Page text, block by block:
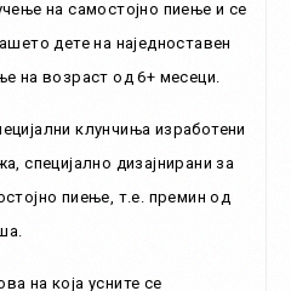
на самостојно пиење и се
дете на наједноставен
на возраст од 6+ месеци.
клунчиња изработени
специјално дизајнирани за
пиење, т.е. премин од
на која усните се